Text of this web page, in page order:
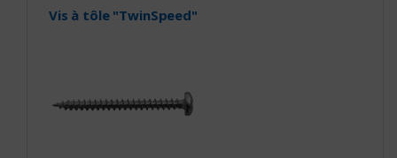
Vis à tôle "TwinSpeed"